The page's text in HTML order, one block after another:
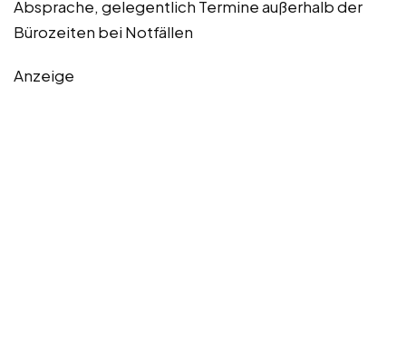
Absprache, gelegentlich Termine außerhalb der
Bürozeiten bei Notfällen
Anzeige